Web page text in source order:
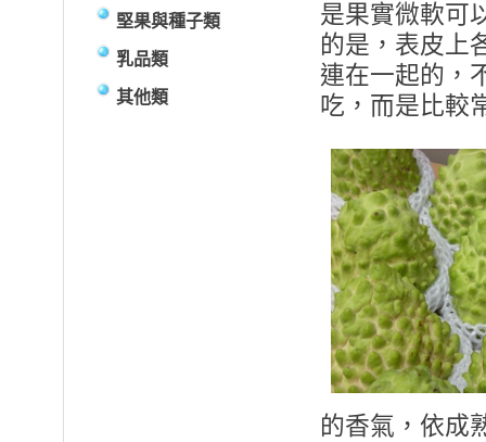
堅果與種子類
乳品類
其他類
是果實微軟可
的是，表皮上
連在一起的，
吃，而是比較
的香氣，依成